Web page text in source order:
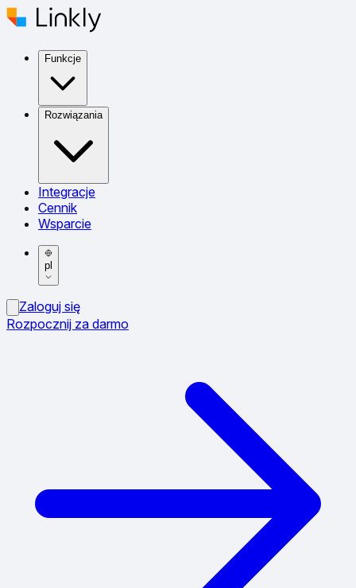
Funkcje
Rozwiązania
Integracje
Cennik
Wsparcie
pl
Zaloguj się
Rozpocznij za darmo